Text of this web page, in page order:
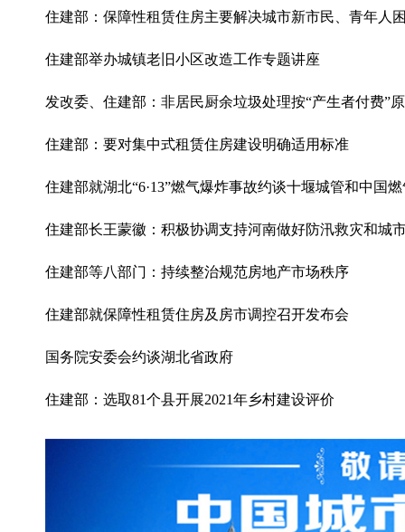
住建部：保障性租赁住房主要解决城市新市民、青年人
住建部举办城镇老旧小区改造工作专题讲座
发改委、住建部：非居民厨余垃圾处理按“产生者付费”
住建部：要对集中式租赁住房建设明确适用标准
住建部就湖北“6·13”燃气爆炸事故约谈十堰城管和中国
住建部长王蒙徽：积极协调支持河南做好防汛救灾和城
住建部等八部门：持续整治规范房地产市场秩序
住建部就保障性租赁住房及房市调控召开发布会
国务院安委会约谈湖北省政府
住建部：选取81个县开展2021年乡村建设评价